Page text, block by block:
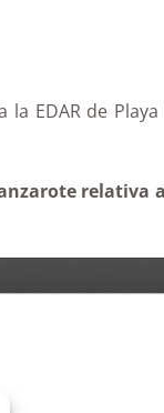
EDAR de
relativa